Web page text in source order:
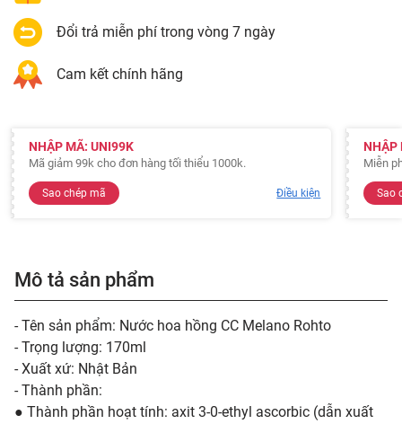
Đổi trả miễn phí trong vòng 7 ngày
Cam kết chính hãng
NHẬP MÃ: UNI99K
Mã giảm 99k cho đơn hàng tối thiểu 1000k.
Sao chép mã Điều kiện
NHẬP
Miễn
Sao
Mô tả sản phẩm
- Tên sản phẩm: Nước hoa hồng CC Melano Rohto
- Trọng lượng: 170ml
- Xuất xứ: Nhật Bản
- Thành phần:
● Thành phần hoạt tính: axit 3-0-ethyl ascorbic (dẫn xuất